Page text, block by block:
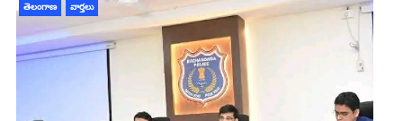
తెలంగాణ వార్తలు